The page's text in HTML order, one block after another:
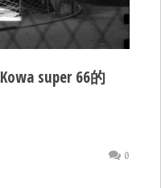
super 66的
0